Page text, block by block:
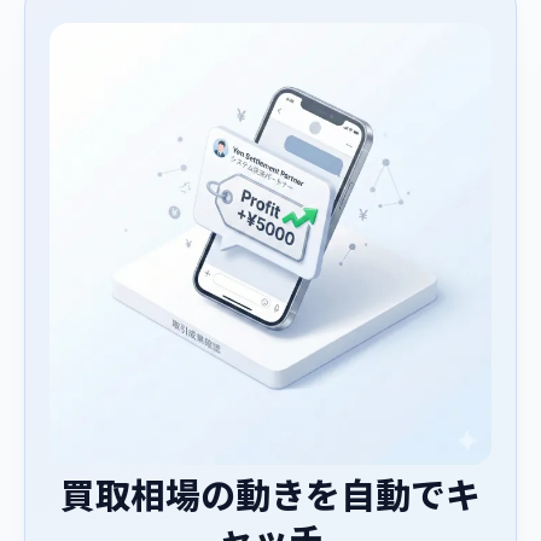
買取相場の動きを自動でキ